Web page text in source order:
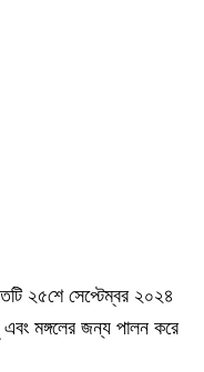
২৫শে সেপ্টেম্বর ২০২৪
এবং মঙ্গলের জন্য পালন করে